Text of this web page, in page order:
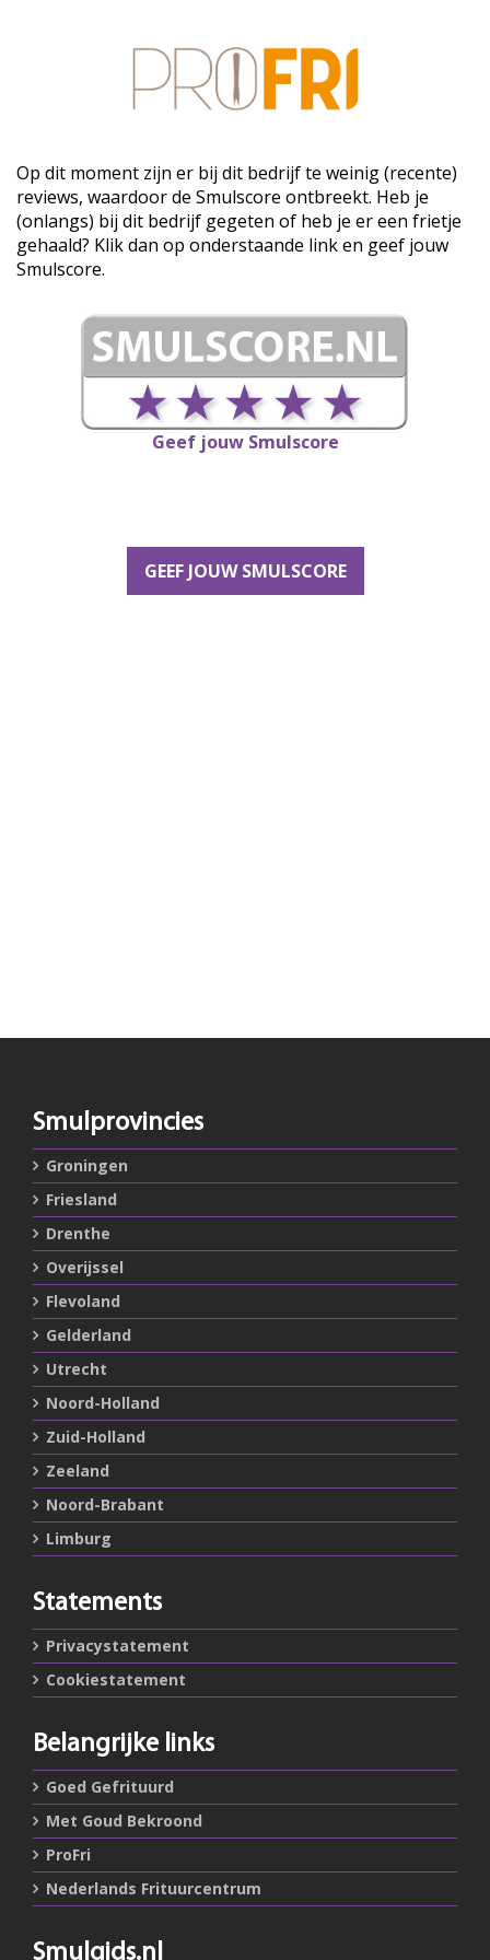
Op dit moment zijn er bij dit bedrijf te weinig (recente)
reviews, waardoor de Smulscore ontbreekt. Heb je
(onlangs) bij dit bedrijf gegeten of heb je er een frietje
gehaald? Klik dan op onderstaande link en geef jouw
Smulscore.
Geef jouw Smulscore
GEEF JOUW SMULSCORE
Smulprovincies
Groningen
Friesland
Drenthe
Overijssel
Flevoland
Gelderland
Utrecht
Noord-Holland
Zuid-Holland
Zeeland
Noord-Brabant
Limburg
Statements
Privacystatement
Cookiestatement
Belangrijke links
Goed Gefrituurd
Met Goud Bekroond
ProFri
Nederlands Frituurcentrum
Smulgids.nl